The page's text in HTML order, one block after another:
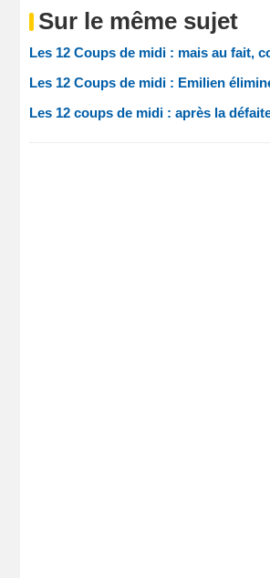
Sur le même sujet
Les 12 Coups de midi : mais au fait,
Les 12 Coups de midi : Emilien
Les 12 coups de midi : après la